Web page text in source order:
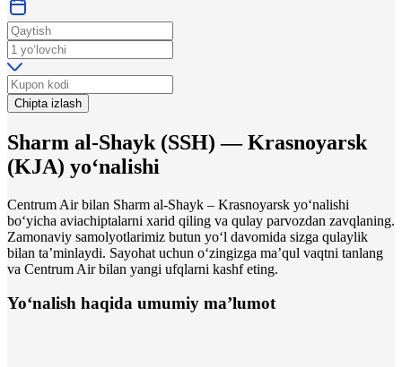
Chipta izlash
Sharm al-Shayk (SSH) —Krasnoyarsk
(KJA) yo‘nalishi
Centrum Air bilan Sharm al-Shayk – Krasnoyarsk yo‘nalishi
bo‘yicha aviachiptalarni xarid qiling va qulay parvozdan zavqlaning.
Zamonaviy samolyotlarimiz butun yo‘l davomida sizga qulaylik
bilan ta’minlaydi. Sayohat uchun o‘zingizga maʼqul vaqtni tanlang
va Centrum Air bilan yangi ufqlarni kashf eting.
Yo‘nalish haqida umumiy ma’lumot